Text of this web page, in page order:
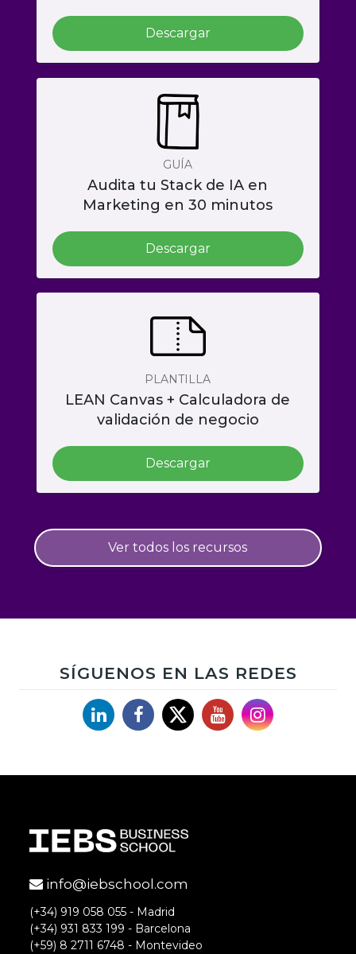
Descargar
GUÍA
Audita tu Stack de IA en
Marketing en 30 minutos
Descargar
PLANTILLA
LEAN Canvas + Calculadora de
validación de negocio
Descargar
Ver todos los recursos
SÍGUENOS EN LAS REDES
LinkedinFacebook
X YouTubeInstagram
info@iebschool.com
(+34) 919 058 055 - Madrid
(+34) 931 833 199 - Barcelona
(+59) 8 2711 6748 - Montevideo